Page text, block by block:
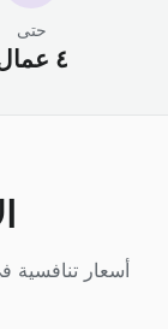
حتى
٤ عمال
أسعار تنافسية